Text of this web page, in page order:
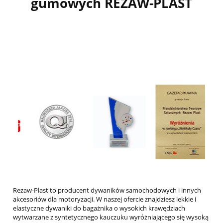
MAZDA
NISSAN
OMODA
PORSCHE
RENAULT
Rezaw-Plast to producent dywaników samochodowych i innych
akcesoriów dla motoryzacji. W naszej ofercie znajdziesz lekkie i
elastyczne dywaniki do bagażnika o wysokich krawędziach
wytwarzane z syntetycznego kauczuku wyróżniającego się wysoką